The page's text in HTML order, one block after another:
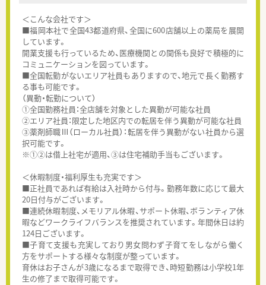
＜こんな会社です＞
■福岡本社で全国43都道府県、全国に600店舗以上の薬局を展開
しています。
開業支援も行っているため、医療機関との関係も良好で積極的に
コミュニケーションを図っています。
■全国転勤がないエリア社員もありますので、地元で長く勤務す
る事も可能です。
（異動・転勤について）
①全国勤務社員：全店舗を対象とした異動が可能な社員
②エリア社員：限定した地区内での転居を伴う異動が可能な社員
③薬剤師職Ⅲ（ローカル社員）：転居を伴う異動がない社員から選
択可能です。
※①②は借上社宅が適用、③は住宅補助手当もございます。
＜休暇制度・福利厚生も充実です＞
■正社員であれば有給は入社時から付与。勤務年数に応じて最大
20日付与がございます。
■連続休暇制度、メモリアル休暇、サポート休暇、ボランティア休
暇などワークライフバランスを推奨されています。年間休日は約
124日ございます。
■子育て支援も充実しており男女問わず子育てをしながら働く
方をサポートする様々な制度が整っています。
育休はお子さんが3歳になるまで取得でき、時短勤務は小学校1年
生の修了まで取得可能です。